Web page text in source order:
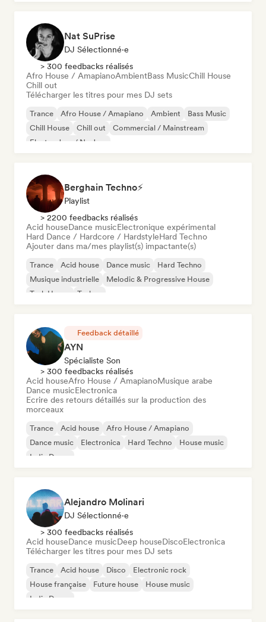
Nat SuPrise
DJ Sélectionné·e
> 300 feedbacks réalisés
Afro House / AmapianoAmbientBass MusicChill House
Chill out
Télécharger les titres pour mes DJ sets
Trance Afro House / Amapiano Ambient
Bass Music
Chill House
Chill out
Commercial / Mainstream
Electro Jazz / Nu Jazz
Berghain Techno⚡
Playlist
> 2200 feedbacks réalisés
Acid houseDance musicElectronique expérimental
Hard Dance / Hardcore / HardstyleHard Techno
Ajouter dans ma/mes playlist(s) impactante(s)
Trance Acid house Dance music
Hard Techno
Musique industrielle
Melodic & Progressive House
Tech House
Techno
Feedback détaillé
AYN
Spécialiste Son
> 300 feedbacks réalisés
Acid houseAfro House / AmapianoMusique arabe
Dance musicElectronica
Ecrire des retours détaillés sur la production des
morceaux
Trance Acid house
Afro House / Amapiano
Dance music
Electronica Hard Techno
House music
Indie Dance
Alejandro Molinari
DJ Sélectionné·e
> 300 feedbacks réalisés
Acid houseDance musicDeep houseDiscoElectronica
Télécharger les titres pour mes DJ sets
Trance Acid house Disco
Electronic rock
House française
Future house
House music
Indie Dance